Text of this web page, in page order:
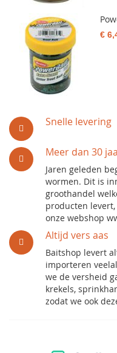
Snelle levering
Meer dan 30
Jaren geleden
wormen. Dit is
groothandel
producten
onze webshop
Altijd vers aas
Baitshop levert
importeren
we de versheid
krekels,
zodat we ook
€